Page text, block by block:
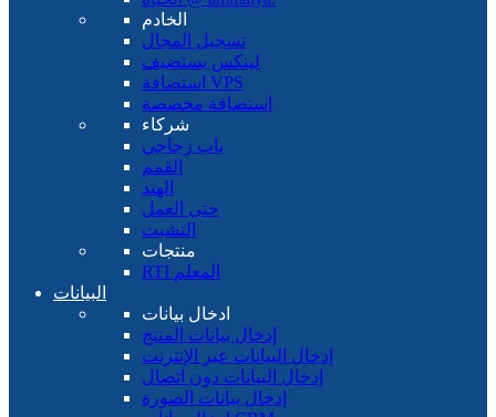
الخادم
تسجيل المجال
لينكس يستضيف
استضافة VPS
استضافة مخصصة
شركاء
باب زجاجي
القمم
الهند
حتى العمل
التشبث
منتجات
RTI المعلم
البيانات
ادخال بيانات
إدخال بيانات المنتج
إدخال البيانات عبر الإنترنت
إدخال البيانات دون اتصال
إدخال بيانات الصورة